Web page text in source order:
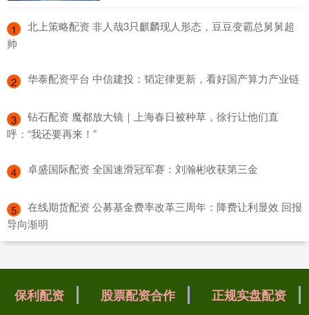
1
​北上策略配资 非人哉3只麒麟现人形态，豆豆变霸总舅舅超
帅
2 ​华泰配资平台 中信建投：韬定律更新，看好国产算力产业链
3
​钻石配资 魔都放大镜｜上海春日被种草，徐行让他们直
呼：“我还要再来！”
4 ​卓盛国际配资 全国速滑冠军赛：刘瀚彬收获第三金
5
​在线期货配资 公募基金费率改革三周年：降费让利显效 回报
导向渐明
保利配资 股票配资合作
正规实盘配资